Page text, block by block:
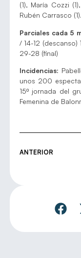
(1), María Cozzi
Rubén Carrasco (1).
Parciales cada 5
/ 14-12
29-28 (final)
Incidencias:
unos 200
15º jornada del
Femenina de
ANTERIOR